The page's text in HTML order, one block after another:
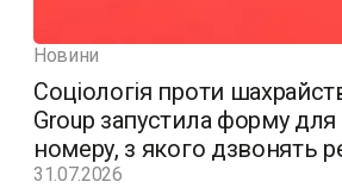
Новини
Соціологія проти
Group запустила форму для
номеру, з якого дзвонять
31.07.2026